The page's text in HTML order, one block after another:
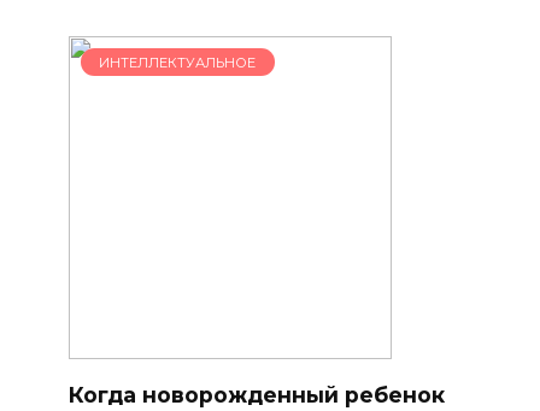
ИНТЕЛЛЕКТУАЛЬНОЕ
Когда новорожденный ребенок